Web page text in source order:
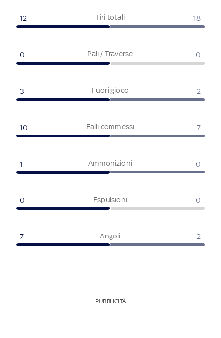
Tiri totali
12 18
Pali / Traverse
0 0
Fuori gioco
3 2
Falli commessi
10 7
Ammonizioni
1 0
Espulsioni
0 0
Angoli
7 2
PUBBLICITÀ